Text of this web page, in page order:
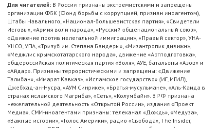
Для читателей: В России признаны экстремистскими и запрещены
организации ФБК (Фонд борьбы с коррупцией, признан иноагентом),
Штабы Навального, «Национал-большевистская партия», «Свидетели
Иеговы», «Армия воли народа», «Русский общенациональный союз»,
«Движение против нелегальной иммиграции», «Правый сектор», УНА-
УНСО, УПА, «Тризуб им. Степана Бандеры», «Мизантропик дивижн»,
«Меджлис крымскотатарского народа», движение «Артподготовка»,
общероссийская политическая партия «Воля», АУЕ, батальоны «Азов» и
«Айдар». Признаны террористическими и запрещены: «Движение
Талибан», «Имарат Кавказ», «Исламское государство» (ИГ, ИГИЛ),
Джебхад-ан-Нусра, «АУМ Синрике», «Братья-мусульмане», «Аль-Каида в
странах исламского Магриба», «Сеть», «Колумбайн». В РФ признана
нежелательной деятельность «Открытой России», издания «Проект
Медиа». СМИ-иноагентами признаны: телеканал «Дождь», «Медуза»,
«Важные истории», «Голос Америки», радио «Свобода», The Insider,